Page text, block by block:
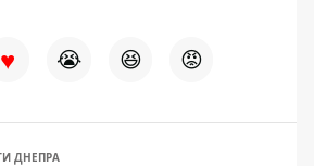
♥ 😭 😆 😡
ДНЕПРА